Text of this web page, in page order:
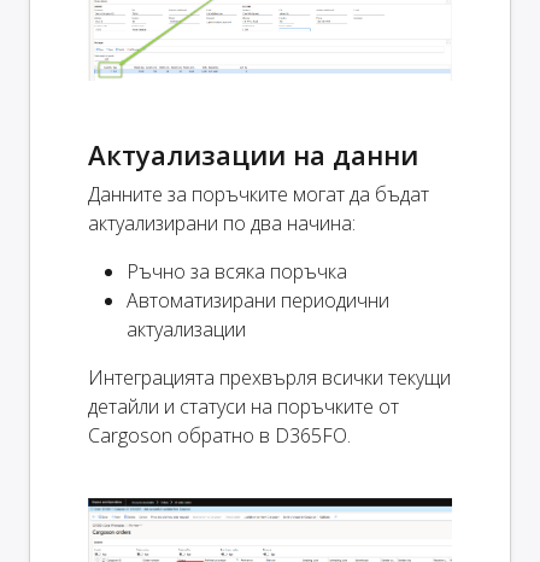
Актуализации на данни
Данните за поръчките могат да бъдат
актуализирани по два начина:
Ръчно за всяка поръчка
Автоматизирани периодични
актуализации
Интеграцията прехвърля всички текущи
детайли и статуси на поръчките от
Cargoson обратно в D365FO.